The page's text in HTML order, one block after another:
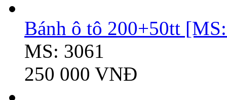
Bánh ô tô 200+50tt
MS: 3061
250 000 VNĐ